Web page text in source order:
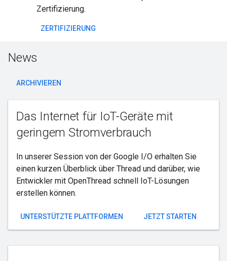
Zertifizierung.
ZERTIFIZIERUNG
News
ARCHIVIEREN
Das Internet für IoT-Geräte mit
geringem Stromverbrauch
In unserer Session von der Google I/O erhalten Sie
einen kurzen Überblick über Thread und darüber, wie
Entwickler mit OpenThread schnell IoT-Lösungen
erstellen können.
UNTERSTÜTZTE PLATTFORMEN JETZT STARTEN